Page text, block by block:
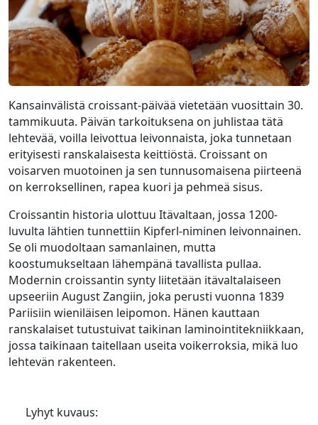
Kansainvälistä croissant-päivää vietetään vuosittain 30.
tammikuuta. Päivän tarkoituksena on juhlistaa tätä
lehtevää, voilla leivottua leivonnaista, joka tunnetaan
erityisesti ranskalaisesta keittiöstä. Croissant on
voisarven muotoinen ja sen tunnusomaisena piirteenä
on kerroksellinen, rapea kuori ja pehmeä sisus.
Croissantin historia ulottuu Itävaltaan, jossa 1200-
luvulta lähtien tunnettiin Kipferl-niminen leivonnainen.
Se oli muodoltaan samanlainen, mutta
koostumukseltaan lähempänä tavallista pullaa.
Modernin croissantin synty liitetään itävaltalaiseen
upseeriin August Zangiin, joka perusti vuonna 1839
Pariisiin wieniläisen leipomon. Hänen kauttaan
ranskalaiset tutustuivat taikinan laminointitekniikkaan,
jossa taikinaan taitellaan useita voikerroksia, mikä luo
lehtevän rakenteen.
Lyhyt kuvaus: